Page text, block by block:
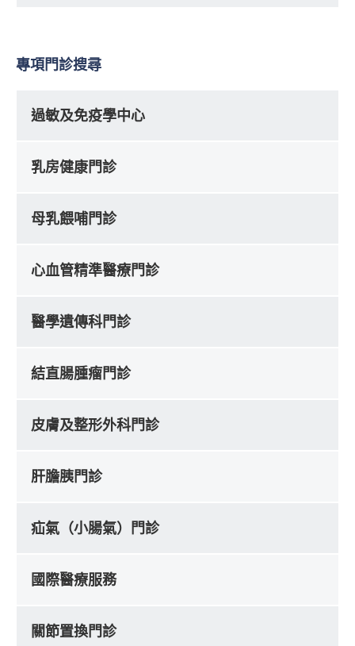
專項門診搜尋
過敏及免疫學中心
乳房健康門診
母乳餵哺門診
心血管精準醫療門診
醫學遺傳科門診
結直腸腫瘤門診
皮膚及整形外科門診
肝膽胰門診
疝氣（小腸氣）門診
國際醫療服務
關節置換門診